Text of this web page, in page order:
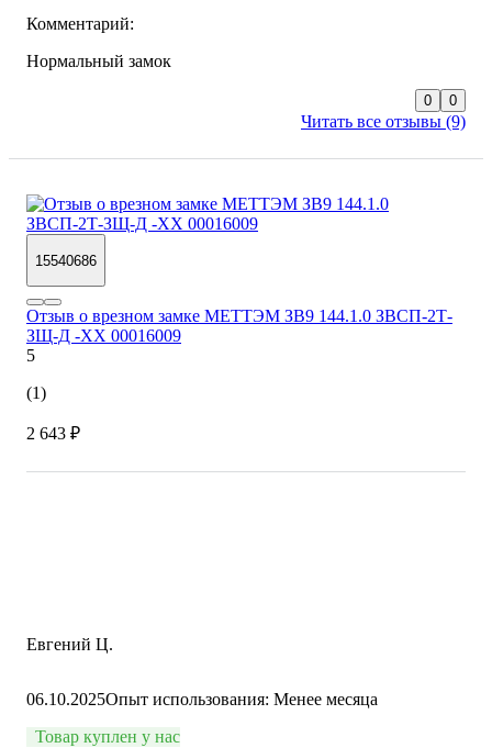
Комментарий:
Нормальный замок
Читать все отзывы (9)
0 0
15540686
Отзыв о врезном замке МЕТТЭМ ЗВ9 144.1.0 ЗВСП-2Т-
ЗЩ-Д -XX 00016009
5
(1)
2 643 ₽
Евгений Ц.
06.10.2025Опыт использования: Менее месяца
Товар куплен у нас